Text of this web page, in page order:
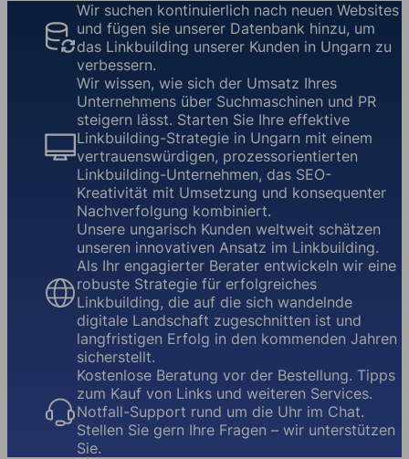
Wir suchen kontinuierlich nach neuen Websites
und fügen sie unserer Datenbank hinzu, um
das Linkbuilding unserer Kunden in Ungarn zu
verbessern.
Wir wissen, wie sich der Umsatz Ihres
Unternehmens über Suchmaschinen und PR
steigern lässt. Starten Sie Ihre effektive
Linkbuilding-Strategie in Ungarn mit einem
vertrauenswürdigen, prozessorientierten
Linkbuilding-Unternehmen, das SEO-
Kreativität mit Umsetzung und konsequenter
Nachverfolgung kombiniert.
Unsere ungarisch Kunden weltweit schätzen
unseren innovativen Ansatz im Linkbuilding.
Als Ihr engagierter Berater entwickeln wir eine
robuste Strategie für erfolgreiches
Linkbuilding, die auf die sich wandelnde
digitale Landschaft zugeschnitten ist und
langfristigen Erfolg in den kommenden Jahren
sicherstellt.
Kostenlose Beratung vor der Bestellung. Tipps
zum Kauf von Links und weiteren Services.
Notfall-Support rund um die Uhr im Chat.
Stellen Sie gern Ihre Fragen – wir unterstützen
Sie.